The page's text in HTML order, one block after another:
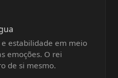
estabilidade em meio
emoções. O rei
de si mesmo.